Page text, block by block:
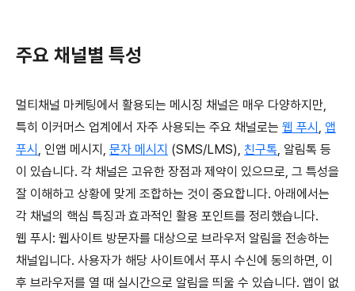
주요 채널별 특성
멀티채널 마케팅에서 활용되는 메시징 채널은 매우 다양하지만,
특히 이커머스 업계에서 자주 사용되는 주요 채널로는 웹 푸시 , 앱
푸시 , 인앱 메시지, 문자 메시지 (SMS/LMS), 친구톡, 알림톡 등
이 있습니다. 각 채널은 고유한 장점과 제약이 있으므로, 그 특성을
잘 이해하고 상황에 맞게 조합하는 것이 중요합니다. 아래에서는
각 채널의 핵심 특징과 효과적인 활용 포인트를 정리했습니다.
웹 푸시: 웹사이트 방문자를 대상으로 브라우저 알림을 전송하는
채널입니다. 사용자가 해당 사이트에서 푸시 수신에 동의하면, 이
후 브라우저를 열 때 실시간으로 알림을 띄울 수 있습니다. 앱이 없